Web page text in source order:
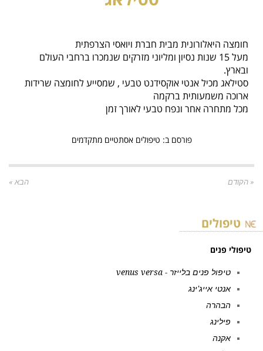
חומצה היאלורונית מבית חברת ויואסי הצרפתית
מעל 15 שנות נסיון ומליוני מזרקים שנמכרו ברחבי העולם
ובארץ.
סטילאג מכיל אנטי אוקסידנט טבעי , שמסייע לחומצה שרידות
ארוכה משמעותית ברקמה
מכל מתחרה אחר ונפח טבעי לאורך זמן
פורסם ב: טיפולים אסתטיים מתקדמים
« הקודם הבא »
טיפולים
טיפולי פנים
טיפול פנים בלייזר - venus versa
אנטי אייג'ינג
הבהרה
פילינג
אקנה